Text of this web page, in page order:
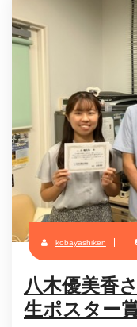
kobayashiken
八木優美香
生ポスター